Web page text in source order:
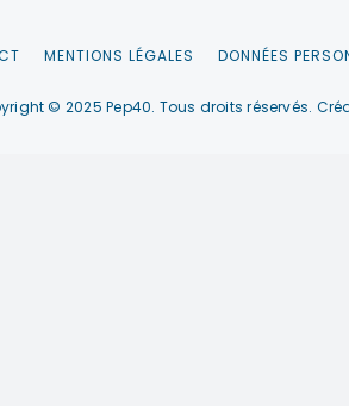
MENTIONS LÉGALES DONNÉES
© 2025 Pep40. Tous droits réservés.